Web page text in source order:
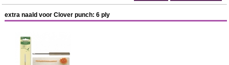
extra naald voor Clover punch: 6 ply